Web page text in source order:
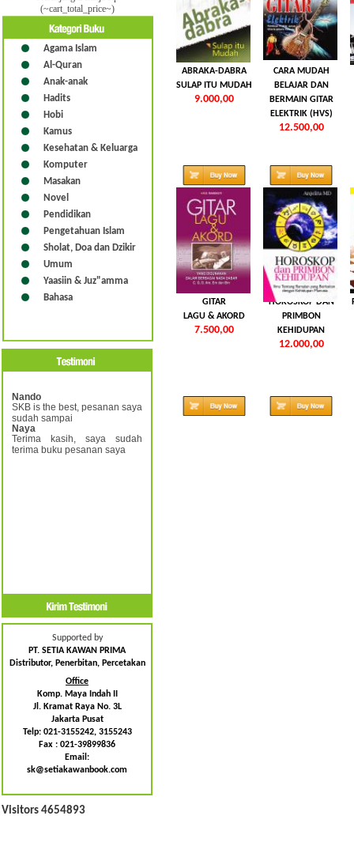
ABRAKA-DABRA
SULAP ITU MUDAH
9.000,00
CARA MUDAH
BELAJAR DAN
BERMAIN GITAR
ELEKTRIK (HVS)
12.500,00
GITAR
LAGU & AKORD
7.500,00
HOROSKOP DAN
PRIMBON
KEHIDUPAN
12.000,00
(~cart_total_price~)
Agama Islam
Al-Quran
Anak-anak
Hadits
Hobi
Kamus
Kesehatan & Keluarga
Komputer
Masakan
Novel
Pendidikan
Pengetahuan Islam
Sholat, Doa dan Dzikir
Umum
Yaasiin & Juz"amma
Bahasa
Supported by
PT. SETIA KAWAN PRIMA
Distributor, Penerbitan, Percetakan
Office
Komp. Maya Indah II
Jl. Kramat Raya No. 3L
Jakarta Pusat
Telp: 021-3155242, 3155243
Fax : 021-39899836
Email:
sk@setiakawanbook.com
Visitors 4654893
Nando
SKB is the best, pesanan saya
sudah sampai
Naya
Terima kasih, saya sudah
terima buku pesanan saya